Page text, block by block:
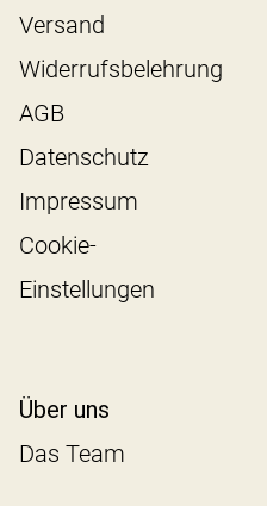
Versand
Widerrufsbelehrung
AGB
Datenschutz
Impressum
Cookie-
Einstellungen
Über uns
Das Team